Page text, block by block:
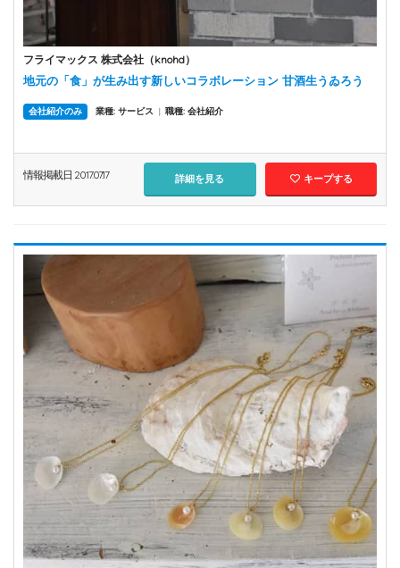
フライマックス 株式会社（knohd）
地元の「食」が生み出す新しいコラボレーション 甘酒生うゐろう
会社紹介のみ 業種: サービス | 職種: 会社紹介
情報掲載日 2017.07.17 詳細を見る キープする